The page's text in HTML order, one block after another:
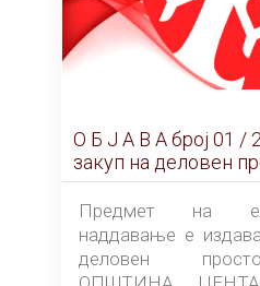
О Б Ј А В А брoj 01 /
закуп на деловен
ЕЛЕКТРОНСКО
Предмет на
наддавање е
деловен